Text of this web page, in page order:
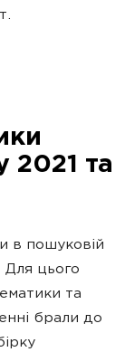
2021 та
в пошуковій
Для цього
та
брали до